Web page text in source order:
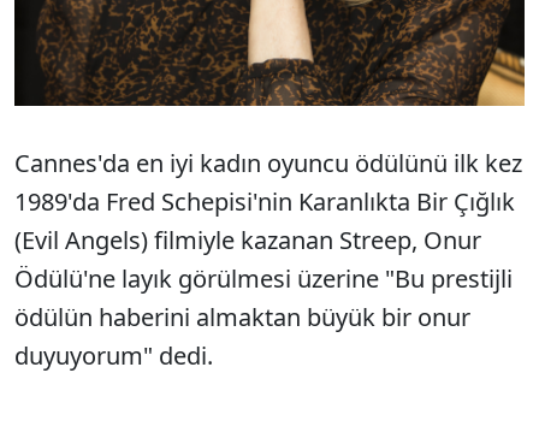
Cannes'da en iyi kadın oyuncu ödülünü ilk kez
1989'da Fred Schepisi'nin Karanlıkta Bir Çığlık
(Evil Angels) filmiyle kazanan Streep, Onur
Ödülü'ne layık görülmesi üzerine "Bu prestijli
ödülün haberini almaktan büyük bir onur
duyuyorum" dedi.